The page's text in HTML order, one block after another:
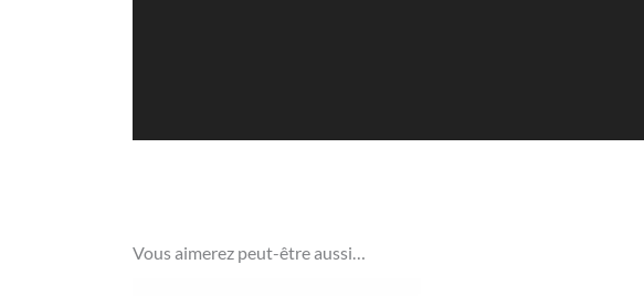
Vous aimerez peut-être aussi…